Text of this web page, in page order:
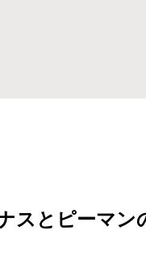
スとピーマン